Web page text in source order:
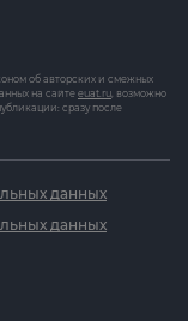
об авторских и смежных
на сайте euat.ru, возможно
сразу после
данных
данных